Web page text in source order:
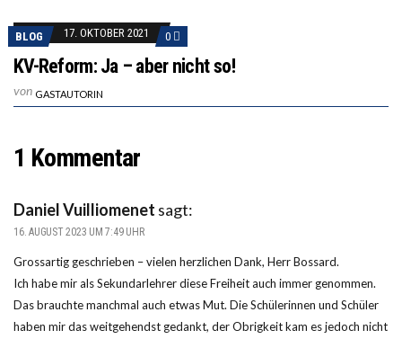
BLOG 17. OKTOBER 2021 0
KV-Reform: Ja – aber nicht so!
von GASTAUTORIN
1 Kommentar
Daniel Vuilliomenet sagt:
16. AUGUST 2023 UM 7:49 UHR
Grossartig geschrieben – vielen herzlichen Dank, Herr Bossard.
Ich habe mir als Sekundarlehrer diese Freiheit auch immer genommen.
Das brauchte manchmal auch etwas Mut. Die Schülerinnen und Schüler
haben mir das weitgehendst gedankt, der Obrigkeit kam es jedoch nicht